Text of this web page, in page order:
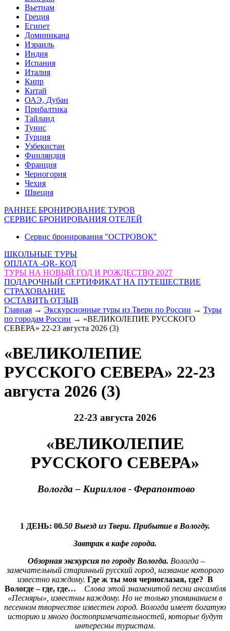
Вьетнам
Греция
Египет
Доминикана
Израиль
Индия
Испания
Италия
Кипр
Китай
ОАЭ, Дубаи
Прибалтика
Тайланд
Тунис
Турция
Узбекистан
Финляндия
Франция
Черногория
Чехия
Швеция
РАННЕЕ БРОНИРОВАНИЕ ТУРОВ
СЕРВИС БРОНИРОВАНИЯ ОТЕЛЕЙ
Сервис бронирования "ОСТРОВОК"
ШКОЛЬНЫЕ ТУРЫ
ОПЛАТА -QR- КОД
ТУРЫ НА НОВЫЙ ГОД И РОЖДЕСТВО 2027
ПОДАРОЧНЫЙ СЕРТИФИКАТ НА ПУТЕШЕСТВИЕ
СТРАХОВАНИЕ
ОСТАВИТЬ ОТЗЫВ
Главная → Экскурсионные туры из Твери по России → Туры
по городам России → «ВЕЛИКОЛЕПИЕ РУССКОГО
СЕВЕРА» 22-23 августа 2026 (3)
«ВЕЛИКОЛЕПИЕ
РУССКОГО СЕВЕРА» 22-23
августа 2026 (3)
22-23 августа 2026
«ВЕЛИКОЛЕПИЕ
РУССКОГО СЕВЕРА»
Вологда – Кириллов - Ферапонтово
1 ДЕНЬ: 00.50 Выезд из Твери. Прибытие в Вологду.
Завтрак в кафе города.
Обзорная экскурсия по городу Вологда. Вологда –
замечательный старинный русский город, название которого
известно каждому. Где ж ты моя черноглазая, где? В
Вологде – где, где… Слова этой знаменитой песни ансамбля
«Песняры», известны каждому. Но не только упоминанием в
песенном творчестве известен город. Вологда имеет богатую
историю и много достопримечательностей, которые будут
интересны туристам.